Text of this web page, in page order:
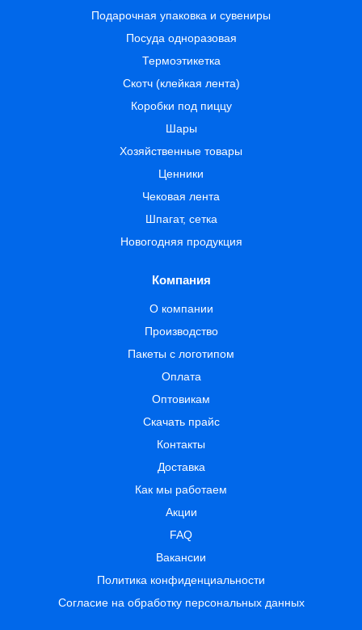
Подарочная упаковка и сувениры
Посуда одноразовая
Термоэтикетка
Скотч (клейкая лента)
Коробки под пиццу
Шары
Хозяйственные товары
Ценники
Чековая лента
Шпагат, сетка
Новогодняя продукция
Компания
О компании
Производство
Пакеты с логотипом
Оплата
Оптовикам
Скачать прайс
Контакты
Доставка
Как мы работаем
Акции
FAQ
Вакансии
Политика конфиденциальности
Согласие на обработку персональных данных